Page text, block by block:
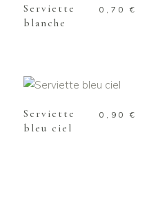
Serviette
blanche
0,70€
PANIER
Serviette
bleu ciel
0,90€